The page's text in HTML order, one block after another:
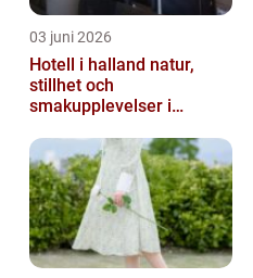
03 juni 2026
Hotell i halland natur,
stillhet och
smakupplevelser i